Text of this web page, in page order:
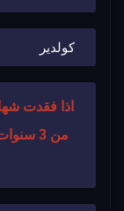
اذا فقدت
من 3